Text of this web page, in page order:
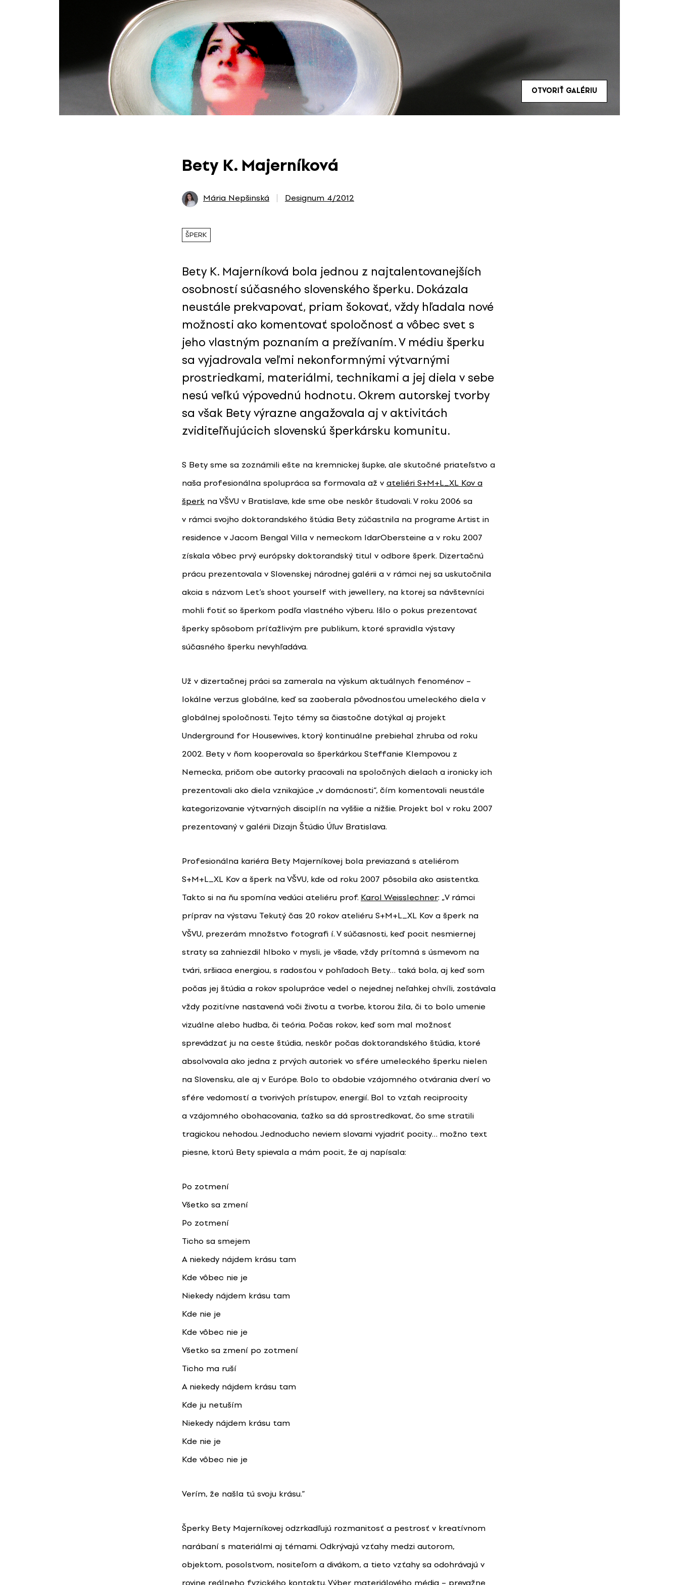
OTVORIŤ GALÉRIU
Bety K. Majerníková
Mária Nepšinská Designum 4/2012
ŠPERK
Bety K. Majerníková bola jednou z najtalentovanejších
osobností súčasného slovenského šperku. Dokázala
neustále prekvapovať, priam šokovať, vždy hľadala nové
možnosti ako komentovať spoločnosť a vôbec svet s
jeho vlastným poznaním a prežívaním. V médiu šperku
sa vyjadrovala veľmi nekonformnými výtvarnými
prostriedkami, materiálmi, technikami a jej diela v sebe
nesú veľkú výpovednú hodnotu. Okrem autorskej tvorby
sa však Bety výrazne angažovala aj v aktivitách
zviditeľňujúcich slovenskú šperkársku komunitu.
S Bety sme sa zoznámili ešte na kremnickej šupke, ale skutočné priateľstvo a
naša profesionálna spolupráca sa formovala až v ateliéri S+M+L_XL Kov a
šperkna VŠVU v Bratislave, kde sme obe neskôr študovali. V roku 2006 sa
v rámci svojho doktorandského štúdia Bety zúčastnila na programe Artist in
residence v Jacom Bengal Villa v nemeckom IdarObersteine a v roku 2007
získala vôbec prvý európsky doktorandský titul v odbore šperk. Dizertačnú
prácu prezentovala v Slovenskej národnej galérii a v rámci nej sa uskutočnila
akcia s názvom Let’s shoot yourself with jewellery, na ktorej sa návštevníci
mohli fotiť so šperkom podľa vlastného výberu. Išlo o pokus prezentovať
šperky spôsobom príťažlivým pre publikum, ktoré spravidla výstavy
súčasného šperku nevyhľadáva.
Už v dizertačnej práci sa zamerala na výskum aktuálnych fenoménov –
lokálne verzus globálne, keď sa zaoberala pôvodnosťou umeleckého diela v
globálnej spoločnosti. Tejto témy sa čiastočne dotýkal aj projekt
Underground for Housewives, ktorý kontinuálne prebiehal zhruba od roku
2002. Bety v ňom kooperovala so šperkárkou Steffanie Klempovou z
Nemecka, pričom obe autorky pracovali na spoločných dielach a ironicky ich
prezentovali ako diela vznikajúce „v domácnosti“, čím komentovali neustále
kategorizovanie výtvarných disciplín na vyššie a nižšie. Projekt bol v roku 2007
prezentovaný v galérii Dizajn Štúdio Úľuv Bratislava.
Profesionálna kariéra Bety Majerníkovej bola previazaná s ateliérom
S+M+L_XL Kov a šperk na VŠVU, kde od roku 2007 pôsobila ako asistentka.
Takto si na ňu spomína vedúci ateliéru prof. Karol Weisslechner: „V rámci
príprav na výstavu Tekutý čas 20 rokov ateliéru S+M+L_XL Kov a šperk na
VŠVU, prezerám množstvo fotografi í. V súčasnosti, keď pocit nesmiernej
straty sa zahniezdil hlboko v mysli, je všade, vždy prítomná s úsmevom na
tvári, sršiaca energiou, s radosťou v pohľadoch Bety… taká bola, aj keď som
počas jej štúdia a rokov spolupráce vedel o nejednej neľahkej chvíli, zostávala
vždy pozitívne nastavená voči životu a tvorbe, ktorou žila, či to bolo umenie
vizuálne alebo hudba, či teória. Počas rokov, keď som mal možnosť
sprevádzať ju na ceste štúdia, neskôr počas doktorandského štúdia, ktoré
absolvovala ako jedna z prvých autoriek vo sfére umeleckého šperku nielen
na Slovensku, ale aj v Európe. Bolo to obdobie vzájomného otvárania dverí vo
sfére vedomostí a tvorivých prístupov, energií. Bol to vzťah reciprocity
a vzájomného obohacovania, ťažko sa dá sprostredkovať, čo sme stratili
tragickou nehodou. Jednoducho neviem slovami vyjadriť pocity… možno text
piesne, ktorú Bety spievala a mám pocit, že aj napísala:
Po zotmení
Všetko sa zmení
Po zotmení
Ticho sa smejem
A niekedy nájdem krásu tam
Kde vôbec nie je
Niekedy nájdem krásu tam
Kde nie je
Kde vôbec nie je
Všetko sa zmení po zotmení
Ticho ma ruší
A niekedy nájdem krásu tam
Kde ju netuším
Niekedy nájdem krásu tam
Kde nie je
Kde vôbec nie je
Verím, že našla tú svoju krásu.“
Šperky Bety Majerníkovej odzrkadľujú rozmanitosť a pestrosť v kreatívnom
narábaní s materiálmi aj témami. Odkrývajú vzťahy medzi autorom,
objektom, posolstvom, nositeľom a divákom, a tieto vzťahy sa odohrávajú v
rovine reálneho fyzického kontaktu. Výber materiálového média – prevažne